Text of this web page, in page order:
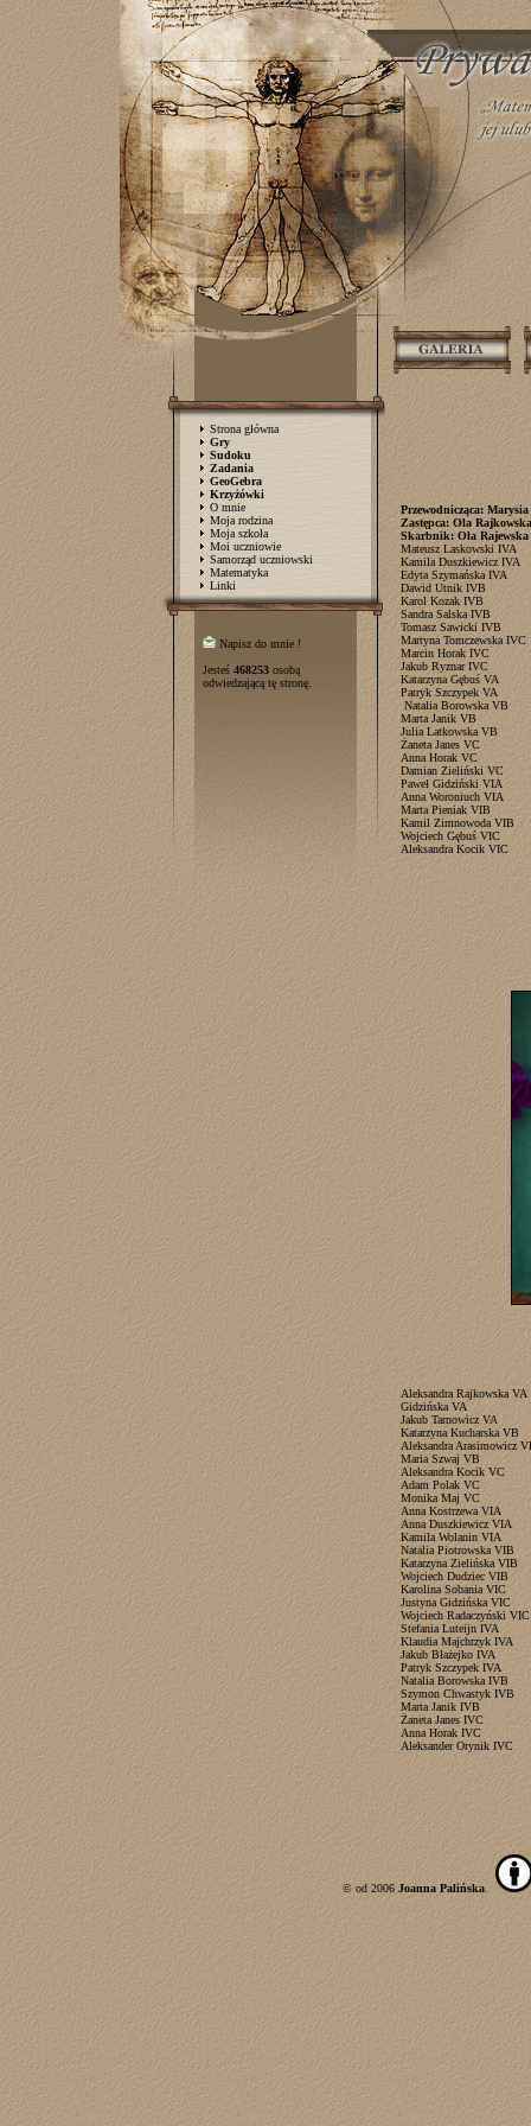
Strona główna
Gry
Sudoku
Zadania
GeoGebra
Krzyżówki
O mnie
Moja rodzina
Moja szkoła
Moi uczniowie
Samorząd uczniowski
Matematyka
Linki
Napisz do mnie !
Jesteś 468253 osobą
odwiedzającą tę stronę.
Przewodnicząca: Marysia
Zastępca: Ola Rajkowska
Skarbnik: Ola Rajewska
Mateusz Laskowski IVA
Kamila Duszkiewicz IVA
Edyta Szymańska IVA
Dawid Utnik IVB
Karol Kozak IVB
Sandra Salska IVB
Tomasz Sawicki IVB
Martyna Tomczewska IVC
Marcin Horak IVC
Jakub Ryznar IVC
Katarzyna Gębuś VA
Patryk Szczypek VA
Natalia Borowska VB
Marta Janik VB
Julia Latkowska VB
Żaneta Janes VC
Anna Horak VC
Damian Zieliński VC
Paweł Gidziński VIA
Anna Woroniuch VIA
Marta Pieniak VIB
Kamil Zimnowoda VIB
Wojciech Gębuś VIC
Aleksandra Kocik VIC
Aleksandra Rajkowska
Gidzińska VA
Jakub Tarnowicz VA
Katarzyna Kucharska VB
Aleksandra Arasimowicz
Maria Szwaj VB
Aleksandra Kocik VC
Adam Polak VC
Monika Maj VC
Anna Kostrzewa VIA
Anna Duszkiewicz VIA
Kamila Wolanin VIA
Natalia Piotrowska VIB
Katarzyna Zielińska VIB
Wojciech Dudziec VIB
Karolina Sobania VIC
Justyna Gidzińska VIC
Wojciech Radaczyński VIC
Stefania Luteijn IVA
Klaudia Majchrzyk IVA
Jakub Błażejko IVA
Patryk Szczypek IVA
Natalia Borowska IVB
Szymon Chwastyk IVB
Marta Janik IVB
Żaneta Janes IVC
Anna Horak IVC
Aleksander Orynik IVC
© od 2006 Joanna Palińska